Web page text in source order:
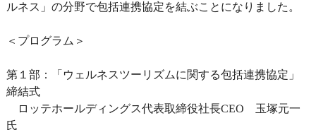
ルネス」の分野で包括連携協定を結ぶことになりました。
＜プログラム＞
第１部：「ウェルネスツーリズムに関する包括連携協定」
締結式
ロッテホールディングス代表取締役社長CEO 玉塚元一
氏